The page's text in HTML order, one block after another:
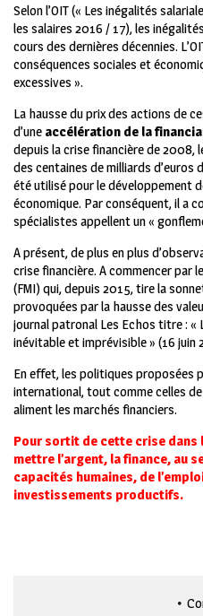
Selon l’OIT (« Les inégalités
les salaires 2016 / 17), les
cours des dernières décennies.
conséquences sociales et
excessives ».
La hausse du prix des actions de
d’une accélération de la
depuis la crise financière de 2008,
des centaines de milliards d’euros
été utilisé pour le développement
économique. Par conséquent, il a
spécialistes appellent un «
A présent, de plus en plus
crise financière. A commencer par
(FMI) qui, depuis 2015, tire la
provoquées par la hausse des
journal patronal Les Echos titre : «
inévitable et imprévisible » (16 juin
En effet, les politiques proposées
international, tout comme celles
aliment les marchés financiers.
Pour sortit de cette crise dans
mettre l’argent, la finance, au
capacités humaines, de
investissements productifs.